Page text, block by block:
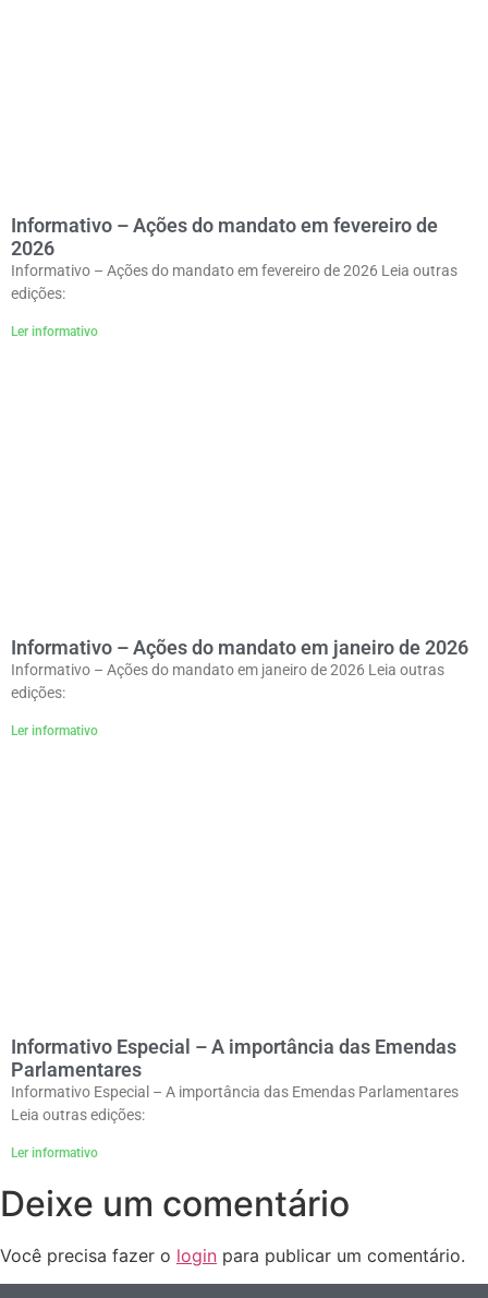
Informativo – Ações do mandato em fevereiro de
2026
Informativo – Ações do mandato em fevereiro de 2026 Leia outras
edições:
Ler informativo
Informativo – Ações do mandato em janeiro de 2026
Informativo – Ações do mandato em janeiro de 2026 Leia outras
edições:
Ler informativo
Informativo Especial – A importância das Emendas
Parlamentares
Informativo Especial – A importância das Emendas Parlamentares
Leia outras edições:
Ler informativo
Deixe um comentário
Você precisa fazer o login para publicar um comentário.